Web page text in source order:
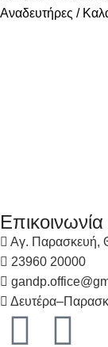
Αναδευτήρες /
Επικοινωνία
Αγ. Παρασκευή,
23960 20000